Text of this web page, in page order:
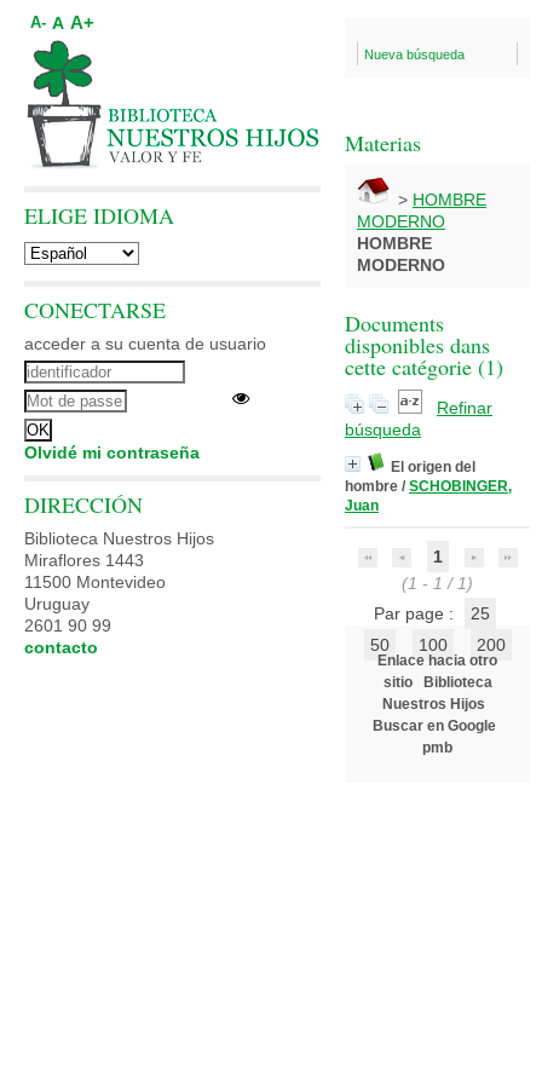
Nueva búsqueda
Materias
> HOMBRE
MODERNO
HOMBRE
MODERNO
Documents
disponibles dans
cette catégorie (1)
Refinar
búsqueda
El origen del
hombre / SCHOBINGER,
Juan
1
(1 - 1 / 1)
Par page :
25
50
100 200
Enlace hacia otro
sitio
Biblioteca
Nuestros Hijos
Buscar en Google
pmb
A- A A+
ELIGE IDIOMA
CONECTARSE
acceder a su cuenta de usuario
Olvidé mi contraseña
DIRECCIÓN
Biblioteca Nuestros Hijos
Miraflores 1443
11500 Montevideo
Uruguay
2601 90 99
contacto